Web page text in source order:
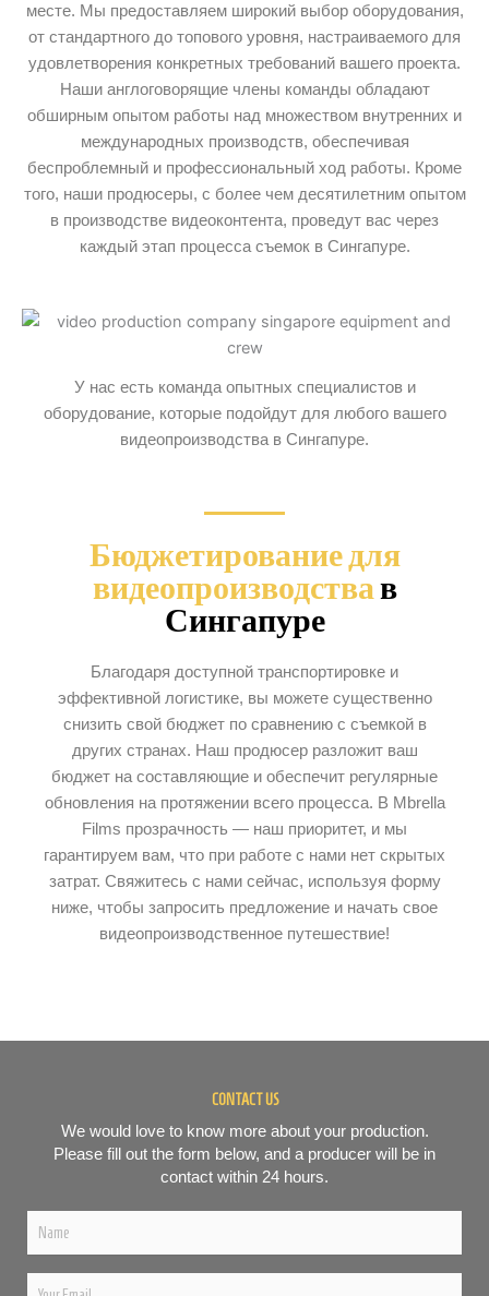
месте. Мы предоставляем широкий выбор оборудования,
от стандартного до топового уровня, настраиваемого для
удовлетворения конкретных требований вашего проекта.
Наши англоговорящие члены команды обладают
обширным опытом работы над множеством внутренних и
международных производств, обеспечивая
беспроблемный и профессиональный ход работы. Кроме
того, наши продюсеры, с более чем десятилетним опытом
в производстве видеоконтента, проведут вас через
каждый этап процесса съемок в Сингапуре.
У нас есть команда опытных специалистов и
оборудование, которые подойдут для любого вашего
видеопроизводства в Сингапуре.
Бюджетирование для
видеопроизводствав
Сингапуре
Благодаря доступной транспортировке и
эффективной логистике, вы можете существенно
снизить свой бюджет по сравнению с съемкой в
других странах. Наш продюсер разложит ваш
бюджет на составляющие и обеспечит регулярные
обновления на протяжении всего процесса. В Mbrella
Films прозрачность — наш приоритет, и мы
гарантируем вам, что при работе с нами нет скрытых
затрат. Свяжитесь с нами сейчас, используя форму
ниже, чтобы запросить предложение и начать свое
видеопроизводственное путешествие!
CONTACT US
We would love to know more about your production.
Please fill out the form below, and a producer will be in
contact within 24 hours.